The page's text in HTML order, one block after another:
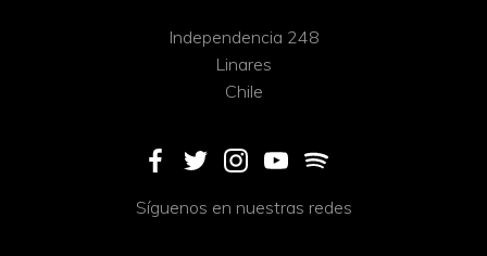
Independencia 248
Linares
Chile
Síguenos en nuestras redes